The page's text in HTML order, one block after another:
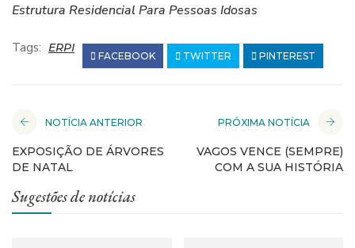
Estrutura Residencial Para Pessoas Idosas
Tags: ERPI
FACEBOOK TWITTER PINTEREST
NOTÍCIA ANTERIOR
EXPOSIÇÃO DE ÁRVORES
DE NATAL
PRÓXIMA NOTÍCIA
VAGOS VENCE (SEMPRE)
COM A SUA HISTÓRIA
Sugestões de notícias